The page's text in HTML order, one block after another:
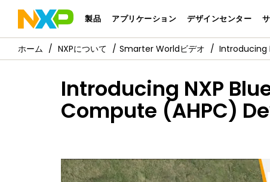
製品 アプリケーション デザインセンター
NXPについて Smarter Worldビデオ Introducing
Introducing NXP
Compute (AHPC)